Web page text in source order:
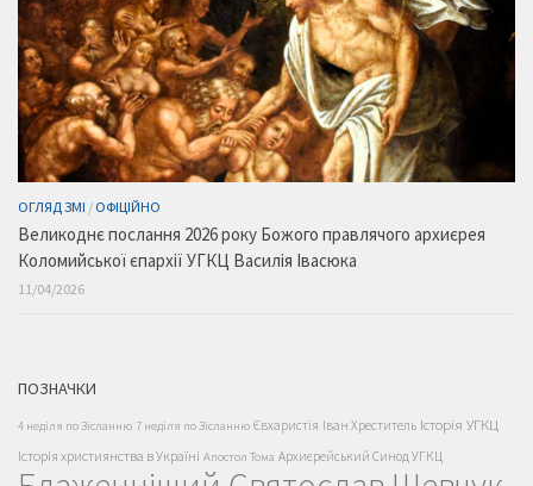
ОГЛЯД ЗМІ / ОФІЦІЙНО
Великоднє послання 2026 року Божого правлячого архиєрея
Коломийської єпархії УГКЦ Василія Івасюка
11/04/2026
ПОЗНАЧКИ
4 неділя по Зісланню 7 неділя по Зісланню Євхаристія Іван Хреститель Історія УГКЦ
Історія християнства в Україні Апостол Тома Архиєрейський Синод УГКЦ